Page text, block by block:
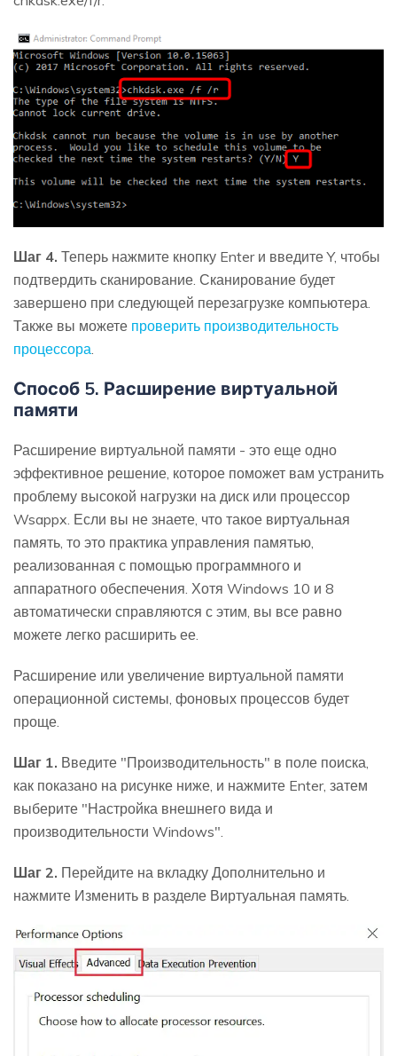
Шаг 4. Теперь нажмите кнопку Enter и введите Y, чтобы
подтвердить сканирование. Сканирование будет
завершено при следующей перезагрузке компьютера.
Также вы можете проверить производительность
процессора
Способ 5. Расширение виртуальной
памяти
Расширение виртуальной памяти - это еще одно
эффективное решение, которое поможет вам устранить
проблему высокой нагрузки на диск или процессор
Wsappx. Если вы не знаете, что такое виртуальная
память, то это практика управления памятью,
реализованная с помощью программного и
аппаратного обеспечения. Хотя Windows 10 и 8
автоматически справляются с этим, вы все равно
можете легко расширить ее.
Расширение или увеличение виртуальной памяти
операционной системы, фоновых процессов будет
проще.
Шаг 1. Введите "Производительность" в поле поиска,
как показано на рисунке ниже, и нажмите Enter, затем
выберите "Настройка внешнего вида и
производительности Windows".
Шаг 2. Перейдите на вкладку Дополнительно и
нажмите Изменить в разделе Виртуальная память.